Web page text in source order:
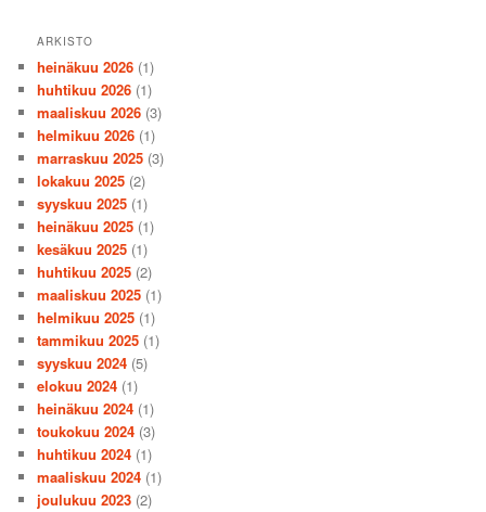
ARKISTO
heinäkuu 2026 (1)
huhtikuu 2026 (1)
maaliskuu 2026 (3)
helmikuu 2026 (1)
marraskuu 2025 (3)
lokakuu 2025 (2)
syyskuu 2025 (1)
heinäkuu 2025 (1)
kesäkuu 2025 (1)
huhtikuu 2025 (2)
maaliskuu 2025 (1)
helmikuu 2025 (1)
tammikuu 2025 (1)
syyskuu 2024 (5)
elokuu 2024 (1)
heinäkuu 2024 (1)
toukokuu 2024 (3)
huhtikuu 2024 (1)
maaliskuu 2024 (1)
joulukuu 2023 (2)